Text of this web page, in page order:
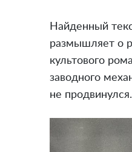
Найденный
размышляет о
культового
заводного
не продвинулся.